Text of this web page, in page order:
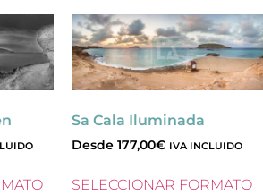
Sa Cala Iluminada
Desde 177,00€ IVA INCLUIDO
SELECCIONAR FORMATO